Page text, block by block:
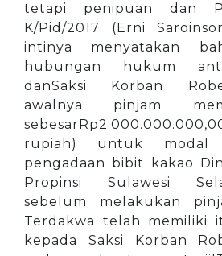
tetapi penipuan dan
K/Pid/2017 (Erni
intinya menyatakan
hubungan hukum
danSaksi Korban
awalnya pinjam
rupiah) untuk modal
pengadaan bibit kakao
Propinsi Sulawesi
sebelum melakukan
Terdakwa telah memiliki
kepada Saksi Korban